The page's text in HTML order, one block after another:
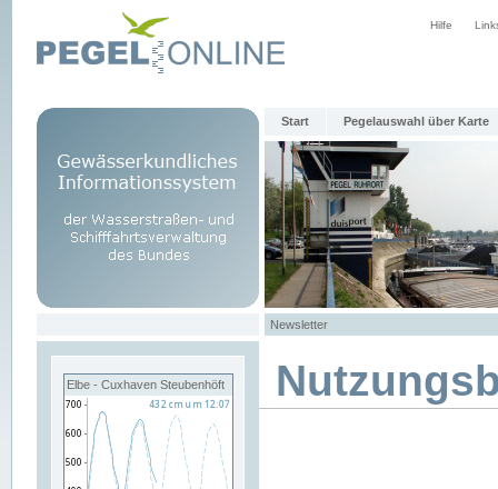
Hilfe
Start Pegelauswahl über Karte
Newsletter
Elbe - Cuxhaven Steubenhöft